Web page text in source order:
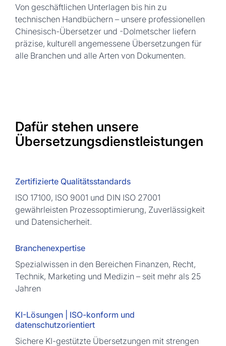
Von geschäftlichen Unterlagen bis hin zu
technischen Handbüchern – unsere professionellen
Chinesisch-Übersetzer und -Dolmetscher liefern
präzise, kulturell angemessene Übersetzungen für
alle Branchen und alle Arten von Dokumenten.
Dafür stehen unsere
Übersetzungsdienstleistungen
Zertifizierte Qualitätsstandards
ISO 17100, ISO 9001 und DIN ISO 27001
gewährleisten Prozessoptimierung, Zuverlässigkeit
und Datensicherheit.
Branchenexpertise
Spezialwissen in den Bereichen Finanzen, Recht,
Technik, Marketing und Medizin – seit mehr als 25
Jahren
KI-Lösungen | ISO-konform und
datenschutzorientiert
Sichere KI-gestützte Übersetzungen mit strengen